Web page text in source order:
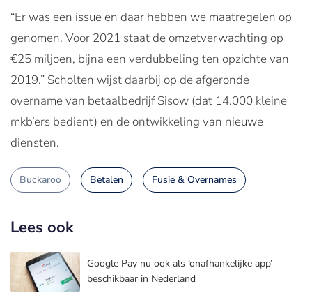
“Er was een issue en daar hebben we maatregelen op
genomen. Voor 2021 staat de omzetverwachting op
€25 miljoen, bijna een verdubbeling ten opzichte van
2019.” Scholten wijst daarbij op de afgeronde
overname van betaalbedrijf Sisow (dat 14.000 kleine
mkb’ers bedient) en de ontwikkeling van nieuwe
diensten.
Buckaroo Betalen Fusie & Overnames
Lees ook
Google Pay nu ook als ‘onafhankelijke app’
beschikbaar in Nederland